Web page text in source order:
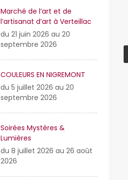
Marché de l’art et de
l’artisanat d’art à Verteillac
du 21 juin 2026 au 20
septembre 2026
COULEURS EN NIGREMONT
du 5 juillet 2026 au 20
septembre 2026
Soirées Mystères &
Lumières
du 8 juillet 2026 au 26 août
2026